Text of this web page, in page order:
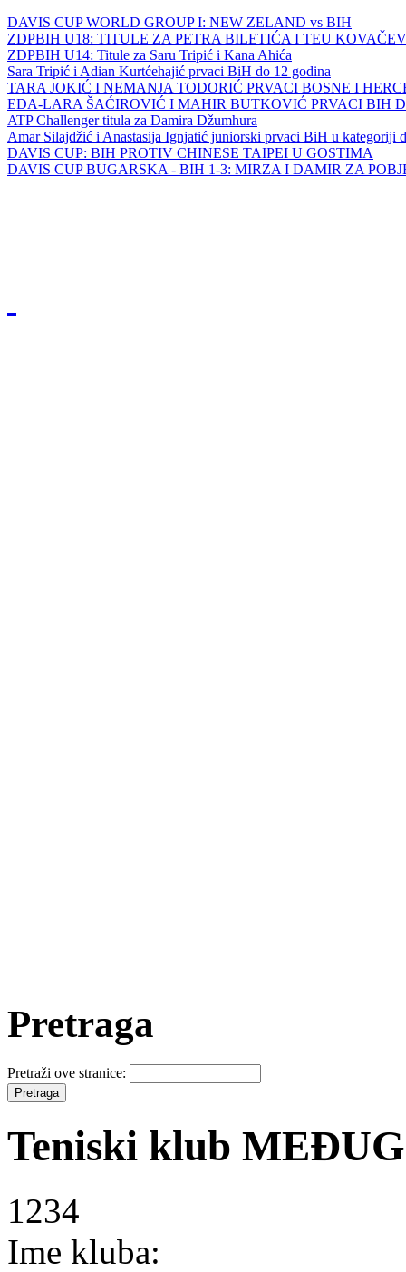
DAVIS CUP WORLD GROUP I: NEW ZELAND vs BIH
ZDPBIH U18: TITULE ZA PETRA BILETIĆA I TEU
ZDPBIH U14: Titule za Saru Tripić i Kana Ahića
Sara Tripić i Adian Kurtćehajić prvaci BiH do 12 godina
TARA JOKIĆ I NEMANJA TODORIĆ PRVACI BOSNE I
EDA-LARA ŠAĆIROVIĆ I MAHIR BUTKOVIĆ PRVACI BIH
ATP Challenger titula za Damira Džumhura
Amar Silajdžić i Anastasija Ignjatić juniorski prvaci BiH u kategoriji
DAVIS CUP: BIH PROTIV CHINESE TAIPEI U GOSTIMA
DAVIS CUP BUGARSKA - BIH 1-3: MIRZA I DAMIR ZA
Pretraga
Pretraži ove stranice:
Teniski klub
1234
Ime kluba: